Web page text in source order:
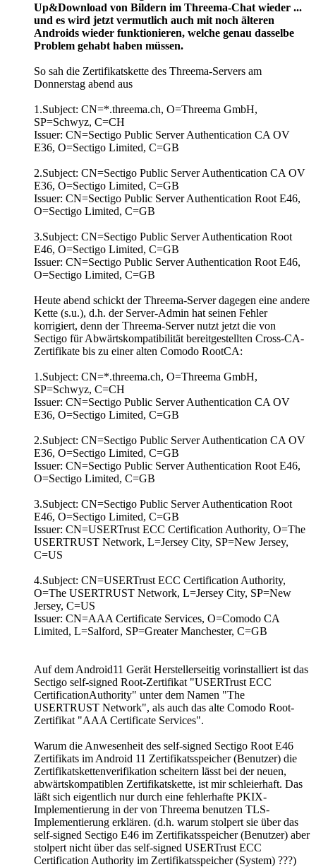
Up&Download von Bildern im Threema-Chat wieder ...
und es wird jetzt vermutlich auch mit noch älteren
Androids wieder funktionieren, welche genau dasselbe
Problem gehabt haben müssen.
So sah die Zertifikatskette des Threema-Servers am
Donnerstag abend aus
1.Subject: CN=*.threema.ch, O=Threema GmbH,
SP=Schwyz, C=CH
Issuer: CN=Sectigo Public Server Authentication CA OV
E36, O=Sectigo Limited, C=GB
2.Subject: CN=Sectigo Public Server Authentication CA OV
E36, O=Sectigo Limited, C=GB
Issuer: CN=Sectigo Public Server Authentication Root E46,
O=Sectigo Limited, C=GB
3.Subject: CN=Sectigo Public Server Authentication Root
E46, O=Sectigo Limited, C=GB
Issuer: CN=Sectigo Public Server Authentication Root E46,
O=Sectigo Limited, C=GB
Heute abend schickt der Threema-Server dagegen eine andere
Kette (s.u.), d.h. der Server-Admin hat seinen Fehler
korrigiert, denn der Threema-Server nutzt jetzt die von
Sectigo für Abwärtskompatibilität bereitgestellten Cross-CA-
Zertifikate bis zu einer alten Comodo RootCA:
1.Subject: CN=*.threema.ch, O=Threema GmbH,
SP=Schwyz, C=CH
Issuer: CN=Sectigo Public Server Authentication CA OV
E36, O=Sectigo Limited, C=GB
2.Subject: CN=Sectigo Public Server Authentication CA OV
E36, O=Sectigo Limited, C=GB
Issuer: CN=Sectigo Public Server Authentication Root E46,
O=Sectigo Limited, C=GB
3.Subject: CN=Sectigo Public Server Authentication Root
E46, O=Sectigo Limited, C=GB
Issuer: CN=USERTrust ECC Certification Authority, O=The
USERTRUST Network, L=Jersey City, SP=New Jersey,
C=US
4.Subject: CN=USERTrust ECC Certification Authority,
O=The USERTRUST Network, L=Jersey City, SP=New
Jersey, C=US
Issuer: CN=AAA Certificate Services, O=Comodo CA
Limited, L=Salford, SP=Greater Manchester, C=GB
Auf dem Android11 Gerät Herstellerseitig vorinstalliert ist das
Sectigo self-signed Root-Zertifikat "USERTrust ECC
CertificationAuthority" unter dem Namen "The
USERTRUST Network", als auch das alte Comodo Root-
Zertifikat "AAA Certificate Services".
Warum die Anwesenheit des self-signed Sectigo Root E46
Zertifikats im Android 11 Zertifikatsspeicher (Benutzer) die
Zertifikatskettenverifikation scheitern lässt bei der neuen,
abwärtskompatiblen Zertifikatskette, ist mir schleierhaft. Das
läßt sich eigentlich nur durch eine fehlerhafte PKIX-
Implementierung in der von Threema benutzen TLS-
Implementierung erklären. (d.h. warum stolpert sie über das
self-signed Sectigo E46 im Zertifikatsspeicher (Benutzer) aber
stolpert nicht über das self-signed USERTrust ECC
Certification Authority im Zertifikatsspeicher (System) ???)